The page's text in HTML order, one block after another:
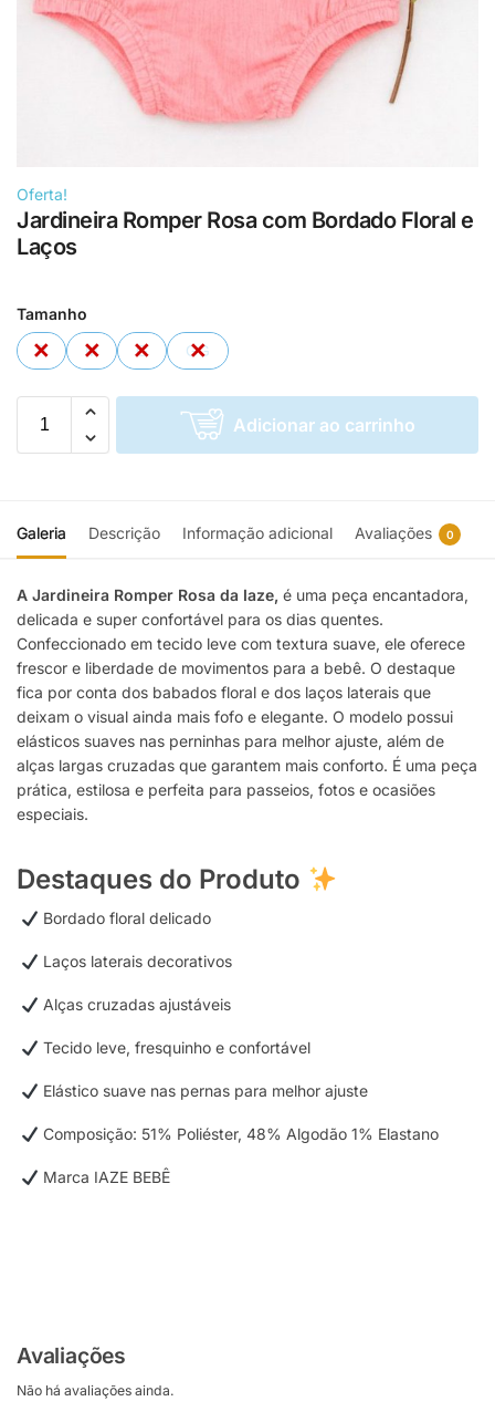
Oferta!
Jardineira Romper Rosa com Bordado Floral e
Laços
Tamanho
P M G GG
Adicionar ao carrinho
Galeria Descrição Informação adicional Avaliações 0
A Jardineira Romper Rosa da Iaze, é uma peça encantadora,
delicada e super confortável para os dias quentes.
Confeccionado em tecido leve com textura suave, ele oferece
frescor e liberdade de movimentos para a bebê. O destaque
fica por conta dos babados floral e dos laços laterais que
deixam o visual ainda mais fofo e elegante. O modelo possui
elásticos suaves nas perninhas para melhor ajuste, além de
alças largas cruzadas que garantem mais conforto. É uma peça
prática, estilosa e perfeita para passeios, fotos e ocasiões
especiais.
Destaques do Produto
Bordado floral delicado
Laços laterais decorativos
Alças cruzadas ajustáveis
Tecido leve, fresquinho e confortável
Elástico suave nas pernas para melhor ajuste
Composição: 51% Poliéster, 48% Algodão 1% Elastano
Marca IAZE BEBÊ
Avaliações
Não há avaliações ainda.